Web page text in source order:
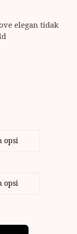
elegan tidak